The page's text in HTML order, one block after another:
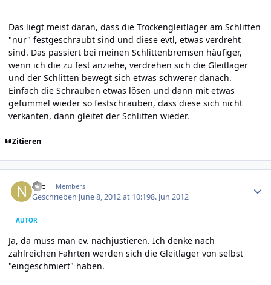
Das liegt meist daran, dass die Trockengleitlager am Schlitten
"nur" festgeschraubt sind und diese evtl, etwas verdreht
sind. Das passiert bei meinen Schlittenbremsen häufiger,
wenn ich die zu fest anziehe, verdrehen sich die Gleitlager
und der Schlitten bewegt sich etwas schwerer danach.
Einfach die Schrauben etwas lösen und dann mit etwas
gefummel wieder so festschrauben, dass diese sich nicht
verkanten, dann gleitet der Schlitten wieder.
Zitieren
Nic Members
Geschrieben June 8, 2012 at 10:198. Jun 2012
AUTOR
Ja, da muss man ev. nachjustieren. Ich denke nach
zahlreichen Fahrten werden sich die Gleitlager von selbst
"eingeschmiert" haben.